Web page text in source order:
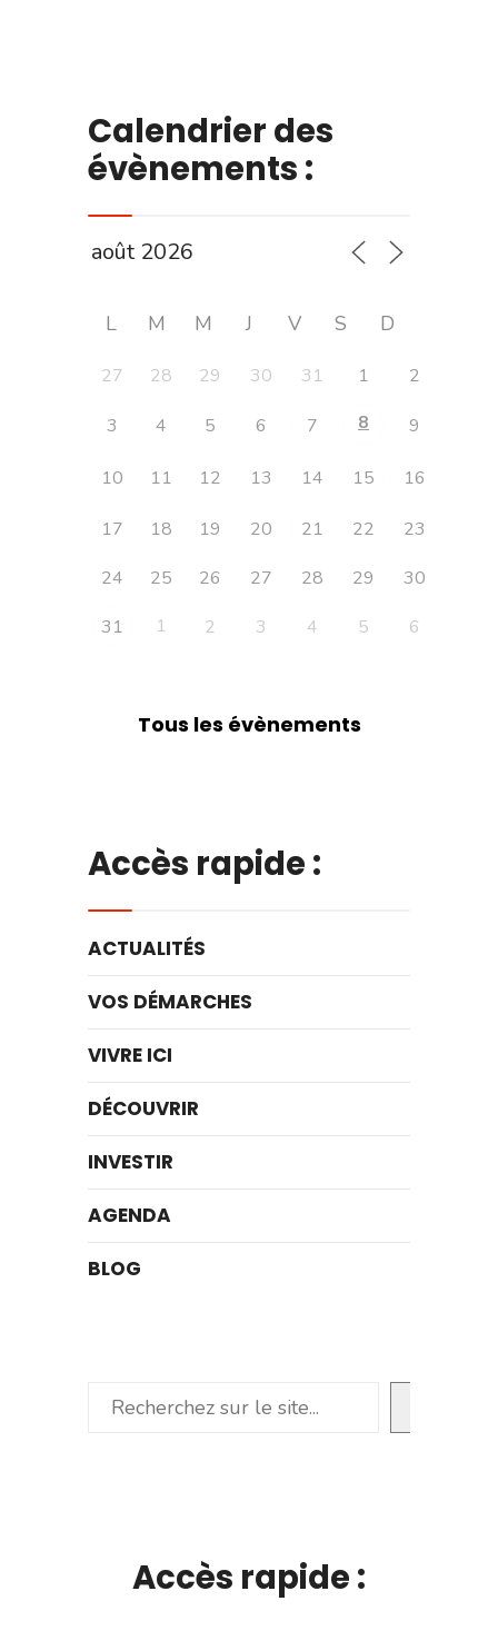
Calendrier des
évènements :
L M M J V S D
27 28 29 30 31 1 2
3 4 5 6 7 8 9
10 11 12 13 14 15 16
17 18 19 20 21 22
23
24
25 26 27 28 29
30
31
1 2 3 4 5 6
Tous les évènements
Accès rapide :
ACTUALITÉS
VOS DÉMARCHES
VIVRE ICI
DÉCOUVRIR
INVESTIR
AGENDA
BLOG
Rechercher
Accès rapide :